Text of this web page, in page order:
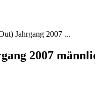
Jahrgang 2007 ...
2007